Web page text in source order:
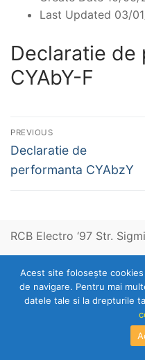
Last Updated 03/
Declaratie de
CYAbY-F
Navigare
în
articole
PREVIOUS
Previous
post:
Declaratie de
performanta CYAbzY
RCB Electro ‘97 Str.
Telefon:
Copyright ©
Acest site foloseşte
de navigare. Pentru mai
datele tale si la drepturile